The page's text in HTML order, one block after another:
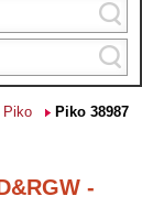
Piko
Piko 38987
-